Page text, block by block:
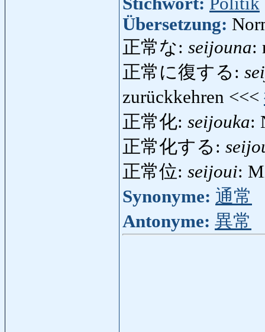
Übersetzung:
正常な: seijouna:
正常に復する:
zurückkehren <<<
正常化: seijouka:
正常化する:
正常位: seijoui:
Synonyme: 通常
Antonyme: 異常